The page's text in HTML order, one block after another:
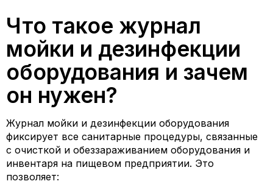
Что такое журнал
мойки и дезинфекции
оборудования и зачем
он нужен?
Журнал мойки и дезинфекции оборудования
фиксирует все санитарные процедуры, связанные
с очисткой и обеззараживанием оборудования и
инвентаря на пищевом предприятии. Это
позволяет: